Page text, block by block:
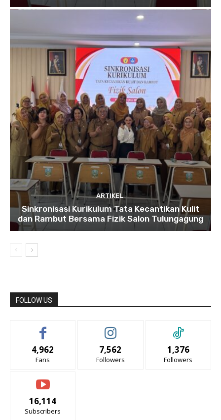
ARTIKEL
Sinkronisasi Kurikulum Tata Kecantikan Kulit
dan Rambut Bersama Fizik Salon Tulungagung
FOLLOW US
4,962
Fans
7,562
Followers
1,376
Followers
16,114
Subscribers